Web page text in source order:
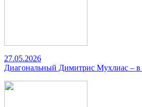
27.05.2026
Диагональный Димитрис Мухлиас – в